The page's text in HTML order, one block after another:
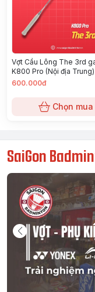
Vợt Cầu Lông The 3rd
K800 Pro (Nội địa Trung)
600.000đ
Chọn mua
SaiGon